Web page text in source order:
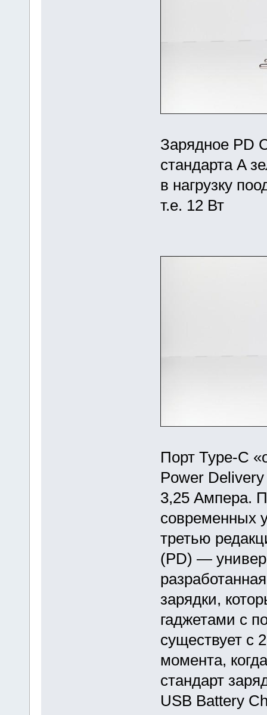
Зарядное PD
стандарта A
в нагрузку
т.е. 12 Вт
Порт Type-C
Power Delivery
3,25 Ампера.
современных
третью
(PD) —
зарядки,
гаджетами с
существует с
момента,
стандарт
USB Battery